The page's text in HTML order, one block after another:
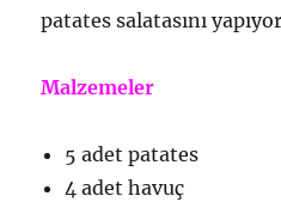
patates salatasını
Malzemeler
5 adet patates
4 adet havuç